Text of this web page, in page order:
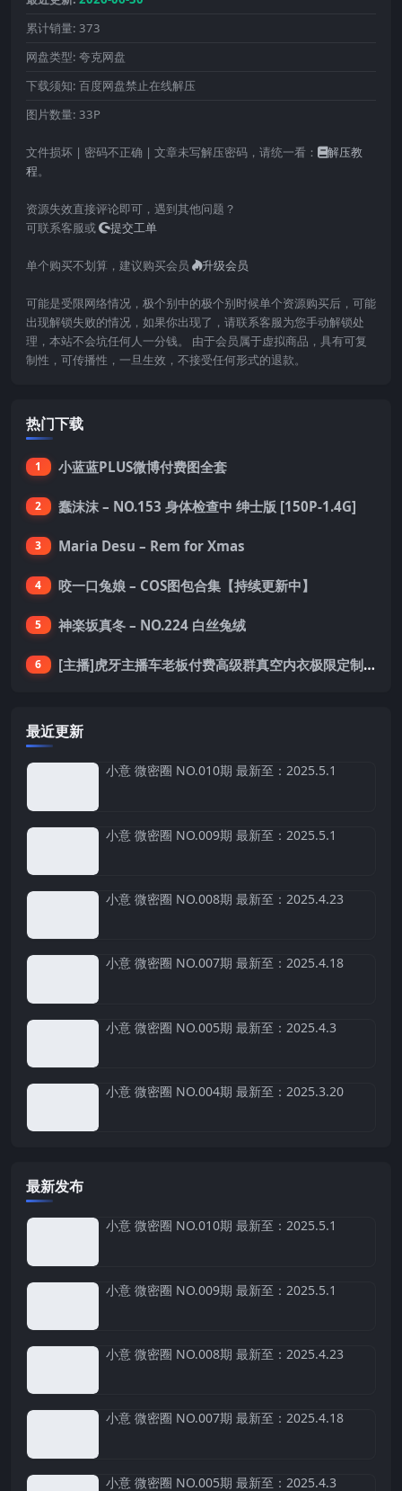
累计销量: 373
网盘类型: 夸克网盘
下载须知: 百度网盘禁止在线解压
图片数量: 33P
文件损坏 | 密码不正确 | 文章未写解压密码，请统一看：
解压教
程。
资源失效直接评论即可，遇到其他问题？
可联系客服或
提交工单
单个购买不划算，建议购买会员 升级会员
可能是受限网络情况，极个别中的极个别时候单个资源购买后，可能
出现解锁失败的情况，如果你出现了，请联系客服为您手动解锁处
理，本站不会坑任何人一分钱。 由于会员属于虚拟商品，具有可复
制性，可传播性，一旦生效，不接受任何形式的退款。
热门下载
1 小蓝蓝PLUS微博付费图全套
2 蠢沫沫 – NO.153 身体检查中 绅士版 [150P-1.4G]
3 Maria Desu – Rem for Xmas
4 咬一口兔娘 – COS图包合集【持续更新中】
5 神楽坂真冬 – NO.224 白丝兔绒
6 [主播]虎牙主播车老板付费高级群真空内衣极限定制8分19
最近更新
小意 微密圈 NO.010期 最新至：2025.5.1
小意 微密圈 NO.009期 最新至：2025.5.1
小意 微密圈 NO.008期 最新至：2025.4.23
小意 微密圈 NO.007期 最新至：2025.4.18
小意 微密圈 NO.005期 最新至：2025.4.3
小意 微密圈 NO.004期 最新至：2025.3.20
最新发布
小意 微密圈 NO.010期 最新至：2025.5.1
小意 微密圈 NO.009期 最新至：2025.5.1
小意 微密圈 NO.008期 最新至：2025.4.23
小意 微密圈 NO.007期 最新至：2025.4.18
小意 微密圈 NO.005期 最新至：2025.4.3